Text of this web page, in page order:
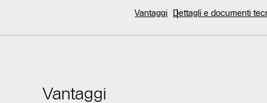
Vantaggi Dettagli e documenti
Vantaggi